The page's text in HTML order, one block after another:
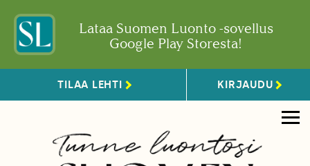
Lataa Suomen Luonto -sovellus
Google Play Storesta!
TILAA LEHTI KIRJAUDU